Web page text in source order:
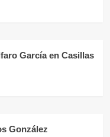
García en Casillas
González